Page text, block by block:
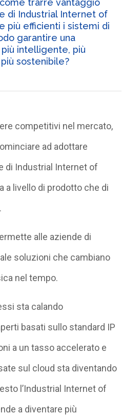
trarre vantaggio
di Industrial Internet of
più efficienti i sistemi di
garantire una
intelligente, più
sostenibile?
competitivi nel mercato,
ad adottare
di Industrial Internet of
a livello di prodotto che di
alle aziende di
soluzioni che cambiano
nel tempo.
sta calando
basati sullo standard IP
a un tasso accelerato e
sul cloud sta diventando
l’Industrial Internet of
a diventare più